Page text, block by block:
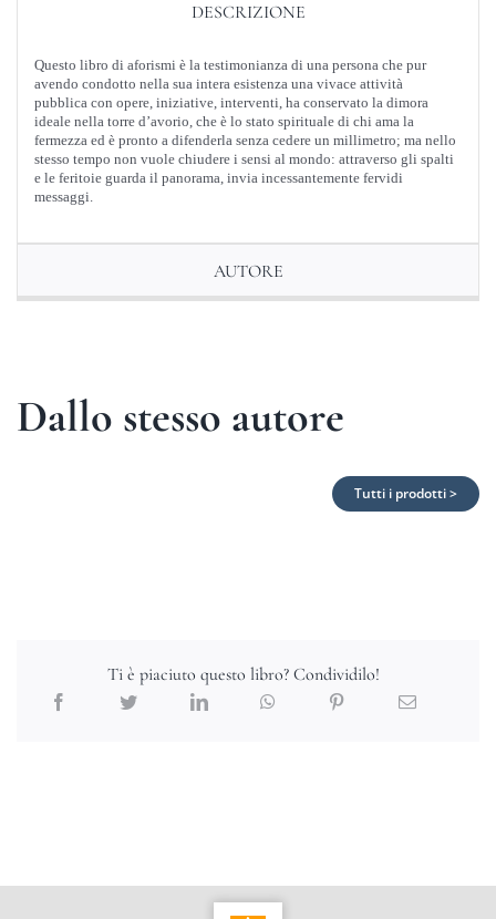
DESCRIZIONE
Questo libro di aforismi è la testimonianza di una persona che pur
avendo condotto nella sua intera esistenza una vivace attività
pubblica con opere, iniziative, interventi, ha conservato la dimora
ideale nella torre d’avorio, che è lo stato spirituale di chi ama la
fermezza ed è pronto a difenderla senza cedere un millimetro; ma nello
stesso tempo non vuole chiudere i sensi al mondo: attraverso gli spalti
e le feritoie guarda il panorama, invia incessantemente fervidi
messaggi.
AUTORE
Dallo stesso autore
Tutti i prodotti >
Ti è piaciuto questo libro? Condividilo!